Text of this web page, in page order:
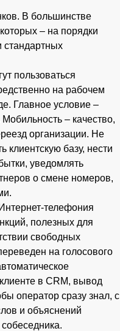
В большинстве
– на порядки
стандартных
пользоваться
на рабочем
Главное условие –
– качество,
организации. Не
клиентскую базу, нести
уведомлять
о смене номеров,
телефония
полезных для
свободных
на голосового
в CRM, вывод
оператор сразу знал, с
и объяснений